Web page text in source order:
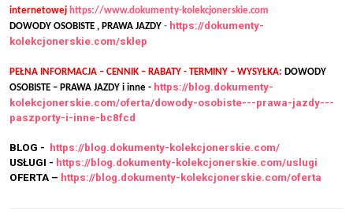
internetowej https://www.dokumenty-kolekcjonerskie.com
DOWODY OSOBISTE , PRAWA JAZDY - https://dokumenty-
kolekcjonerskie.com/sklep
PEŁNA INFORMACJA – CENNIK – RABATY - TERMINY – WYSYŁKA: DOWODY
OSOBISTE – PRAWA JAZDY i inne - https://blog.dokumenty-
kolekcjonerskie.com/oferta/dowody-osobiste---prawa-jazdy---
paszporty-i-inne-bc8fcd
BLOG -
https://blog.dokumenty-kolekcjonerskie.com/
USŁUGI - https://blog.dokumenty-kolekcjonerskie.com/uslugi
OFERTA – https://blog.dokumenty-kolekcjonerskie.com/oferta